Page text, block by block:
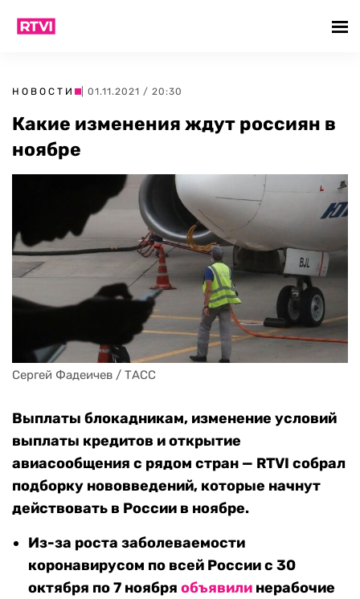
НОВОСТИ | 01.11.2021 / 20:30
Какие изменения ждут россиян в
ноябре
Сергей Фадеичев / ТАСС
Выплаты блокадникам, изменение условий
выплаты кредитов и открытие
авиасообщения с рядом стран — RTVI собрал
подборку нововведений, которые начнут
действовать в России в ноябре.
Из-за роста заболеваемости
коронавирусом по всей России с 30
октября по 7 ноября объявили нерабочие